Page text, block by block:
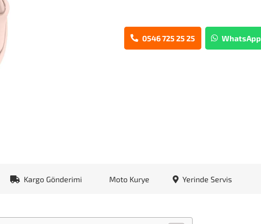
0546 725 25 25 WhatsApp
Kargo Gönderimi Moto Kurye Yerinde Servis